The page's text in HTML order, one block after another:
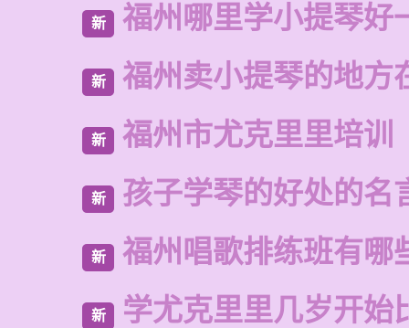
新 福州哪里学小提琴好
新 福州卖小提琴的地方
新 福州市尤克里里培训
新 孩子学琴的好处的名
新 福州唱歌排练班有哪
新 学尤克里里几岁开始